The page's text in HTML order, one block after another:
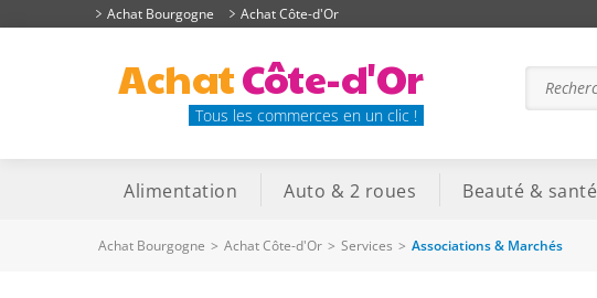
Achat Bourgogne Achat Côte-d'Or
AchatCôte-d'Or
Tous les commerces en un clic !
Alimentation Auto & 2 roues Beauté & santé
Achat Bourgogne > Achat Côte-d'Or > Services > Associations & Marchés